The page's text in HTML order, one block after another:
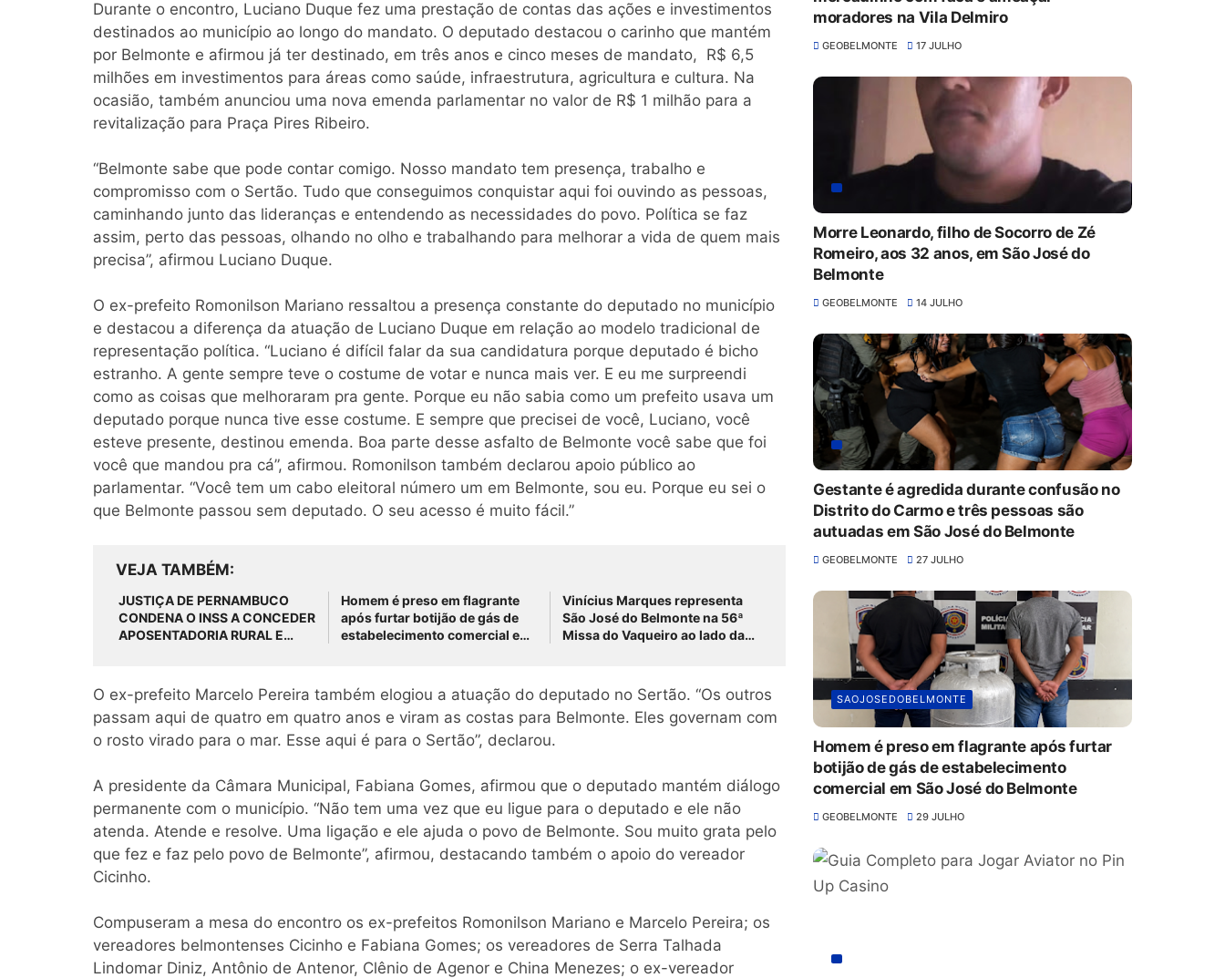
Durante o encontro, Luciano Duque fez uma prestação de contas das ações e investimentos
destinados ao município ao longo do mandato. O deputado destacou o carinho que mantém
por Belmonte e afirmou já ter destinado, em três anos e cinco meses de mandato, R$ 6,5
milhões em investimentos para áreas como saúde, infraestrutura, agricultura e cultura. Na
ocasião, também anunciou uma nova emenda parlamentar no valor de R$ 1 milhão para a
revitalização para Praça Pires Ribeiro.
“Belmonte sabe que pode contar comigo. Nosso mandato tem presença, trabalho e
compromisso com o Sertão. Tudo que conseguimos conquistar aqui foi ouvindo as pessoas,
caminhando junto das lideranças e entendendo as necessidades do povo. Política se faz
assim, perto das pessoas, olhando no olho e trabalhando para melhorar a vida de quem mais
precisa”, afirmou Luciano Duque.
O ex-prefeito Romonilson Mariano ressaltou a presença constante do deputado no município
e destacou a diferença da atuação de Luciano Duque em relação ao modelo tradicional de
representação política. “Luciano é difícil falar da sua candidatura porque deputado é bicho
estranho. A gente sempre teve o costume de votar e nunca mais ver. E eu me surpreendi
como as coisas que melhoraram pra gente. Porque eu não sabia como um prefeito usava um
deputado porque nunca tive esse costume. E sempre que precisei de você, Luciano, você
esteve presente, destinou emenda. Boa parte desse asfalto de Belmonte você sabe que foi
você que mandou pra cá”, afirmou. Romonilson também declarou apoio público ao
parlamentar. “Você tem um cabo eleitoral número um em Belmonte, sou eu. Porque eu sei o
que Belmonte passou sem deputado. O seu acesso é muito fácil.”
VEJA TAMBÉM
JUSTIÇA DE PERNAMBUCO
CONDENA O INSS A CONCEDER
APOSENTADORIA RURAL E
Homem é preso em flagrante
após furtar botijão de gás de
estabelecimento comercial em
Vinícius Marques representa
São José do Belmonte na 56ª
Missa do Vaqueiro ao lado da
O ex-prefeito Marcelo Pereira também elogiou a atuação do deputado no Sertão. “Os outros
passam aqui de quatro em quatro anos e viram as costas para Belmonte. Eles governam com
o rosto virado para o mar. Esse aqui é para o Sertão”, declarou.
A presidente da Câmara Municipal, Fabiana Gomes, afirmou que o deputado mantém diálogo
permanente com o município. “Não tem uma vez que eu ligue para o deputado e ele não
atenda. Atende e resolve. Uma ligação e ele ajuda o povo de Belmonte. Sou muito grata pelo
que fez e faz pelo povo de Belmonte”, afirmou, destacando também o apoio do vereador
Cicinho.
Compuseram a mesa do encontro os ex-prefeitos Romonilson Mariano e Marcelo Pereira; os
vereadores belmontenses Cicinho e Fabiana Gomes; os vereadores de Serra Talhada
Lindomar Diniz, Antônio de Antenor, Clênio de Agenor e China Menezes; o ex-vereador
moradores na Vila Delmiro
GEOBELMONTE 17 JULHO
Morre Leonardo, filho de Socorro de Zé
Romeiro, aos 32 anos, em São José do
Belmonte
GEOBELMONTE 14 JULHO
Gestante é agredida durante confusão no
Distrito do Carmo e três pessoas são
autuadas em São José do Belmonte
GEOBELMONTE 27 JULHO
SAOJOSEDOBELMONTE
Homem é preso em flagrante após furtar
botijão de gás de estabelecimento
comercial em São José do Belmonte
GEOBELMONTE 29 JULHO